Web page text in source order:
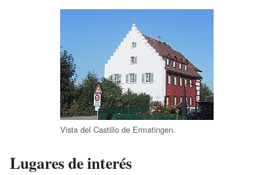
Vista del Castillo de Ermatingen.
Lugares de interés